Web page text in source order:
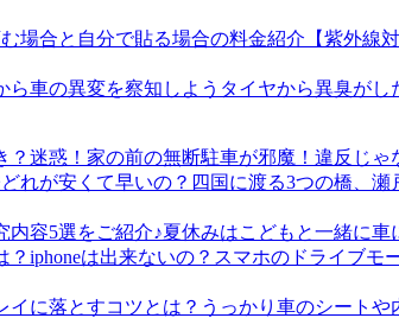
【紫外線
タイヤから異臭が
迷惑！家の前の無断駐車が邪魔！違反じゃ
四国に渡る3つの橋、
夏休みはこどもと一緒に
スマホのドライブモ
うっかり車のシート